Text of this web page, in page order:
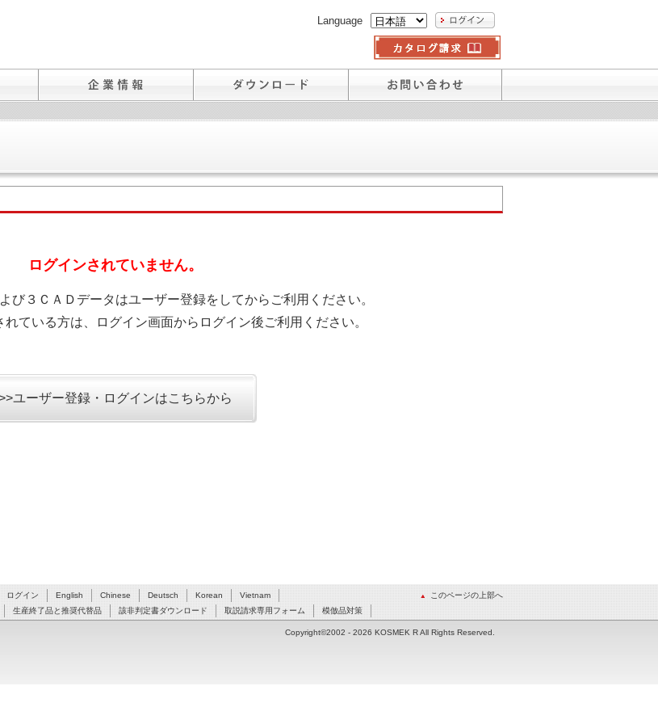
Language
ログインされていません。
び３ＣＡＤデータはユーザー登録をしてからご利用ください。
ている方は、ログイン画面からログイン後ご利用ください。
ユーザー登録・ログインはこちらから
このページの上部へ
ログイン English Chinese Deutsch Korean
Vietnam
生産終了品と推奨代替品 該非判定書ダウンロード 取説請求専用フォーム 模倣品対策
Copyright©2002 - 2026 KOSMEK R All Rights Reserved.